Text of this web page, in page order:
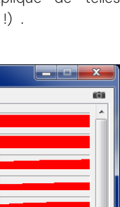
!) .